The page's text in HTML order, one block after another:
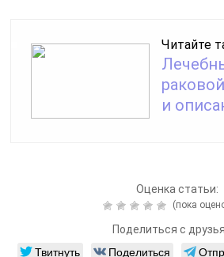
Похожие публикации
Читайте также:
причины, симптомы и